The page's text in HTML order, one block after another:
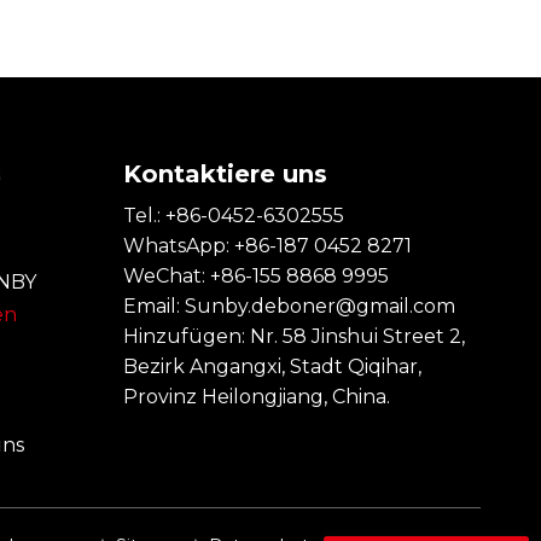
Kontaktiere uns
Tel.: +86-0452-6302555
WhatsApp: +86-187 0452 8271
WeChat: +86-155 8868 9995
Email: Sunby.deboner@gmail.com
Hinzufügen: Nr. 58 Jinshui Street 2,
Bezirk Angangxi, Stadt Qiqihar,
Provinz Heilongjiang, China.